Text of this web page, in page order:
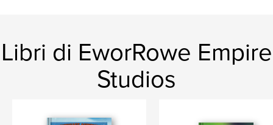
Libri di EworRowe Empire
Studios